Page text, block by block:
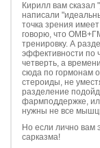
Кирилл вам сказал
написали
точка зрения
говорю, что
тренировку. А
эффективности по
четверть, а
сюда по гормонам
стероиды, не
разделение
фармподдержке,
нужны не все
Но если лично вам
сарказма!